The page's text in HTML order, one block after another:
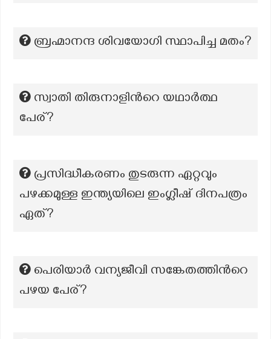
ബ്രഹ്മാനന്ദ ശിവയോഗി സ്ഥാപിച്ച മതം?
സ്വാതി തിരുനാളിന്‍റെ യഥാർത്ഥ
പേര്?
പ്രസിദ്ധീകരണം തുടരുന്ന ഏറ്റവും
പഴക്കമുള്ള ഇന്ത്യയിലെ ഇംഗ്ലീഷ് ദിനപത്രം
ഏത്?
പെരിയാർ വന്യജീവി സങ്കേതത്തിന്‍റെ
പഴയ പേര്?